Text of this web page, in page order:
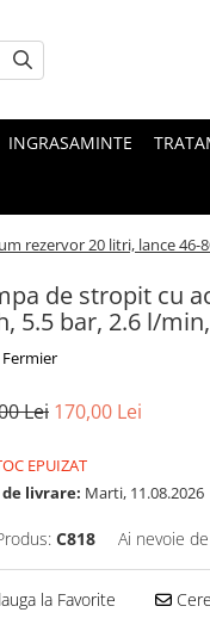
INGRASAMINTE
rezervor 20 litri, lance 46-
de stropit cu
5.5 bar, 2.6 l/
Lei 170,00 Lei
EPUIZAT
livrare: Marti, 11.08.2026
C818 Ai nevoie
la Favorite